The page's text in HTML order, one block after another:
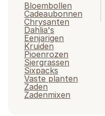
Bloembollen
Cadeaubonnen
Chrysanten
Dahlia's
Eenjarigen
Kruiden
Pioenrozen
Siergrassen
Sixpacks
Vaste planten
Zaden
Zadenmixen